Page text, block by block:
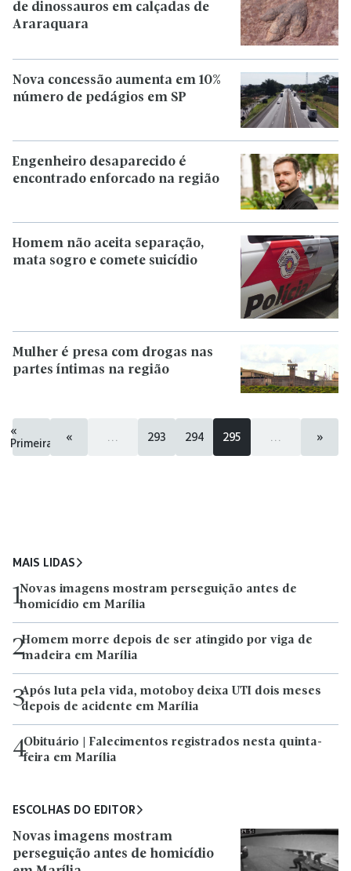
de dinossauros em calçadas de
Araraquara
Nova concessão aumenta em 10%
número de pedágios em SP
Engenheiro desaparecido é
encontrado enforcado na região
Homem não aceita separação,
mata sogro e comete suicídio
Mulher é presa com drogas nas
partes íntimas na região
«
Primeira
« ... 293 294 295 ... »
MAIS LIDAS
1Novas imagens mostram perseguição antes de
homicídio em Marília
2Homem morre depois de ser atingido por viga de
madeira em Marília
3Após luta pela vida, motoboy deixa UTI dois meses
depois de acidente em Marília
4Obituário | Falecimentos registrados nesta quinta-
feira em Marília
ESCOLHAS DO EDITOR
Novas imagens mostram
perseguição antes de homicídio